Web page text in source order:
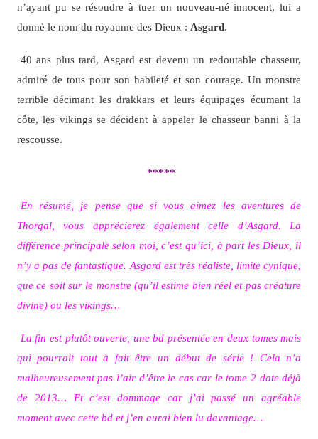
n’ayant pu se résoudre à tuer un nouveau-né innocent, lui a
donné le nom du royaume des Dieux : Asgard.
40 ans plus tard, Asgard est devenu un redoutable chasseur,
admiré de tous pour son habileté et son courage. Un monstre
terrible décimant les drakkars et leurs équipages écumant la
côte, les vikings se décident à appeler le chasseur banni à la
rescousse.
*****
En résumé, je pense que si vous aimez les aventures de
Thorgal, vous apprécierez également celle d’Asgard. La
différence principale selon moi, c’est qu’ici, à part les Dieux, il
n’y a pas de fantastique. Asgard est très réaliste, limite cynique,
que ce soit sur le monstre (qu’il estime bien réel et pas créature
divine) ou les vikings…
La fin est plutôt ouverte, une bd présentée en deux tomes mais
qui pourrait tout à fait être un début de série ! Cela n’a
malheureusement pas l’air d’être le cas car le tome 2 date déjà
de 2013… Et c’est dommage car j’ai passé un agréable
moment avec cette bd et j’en aurai bien lu davantage…